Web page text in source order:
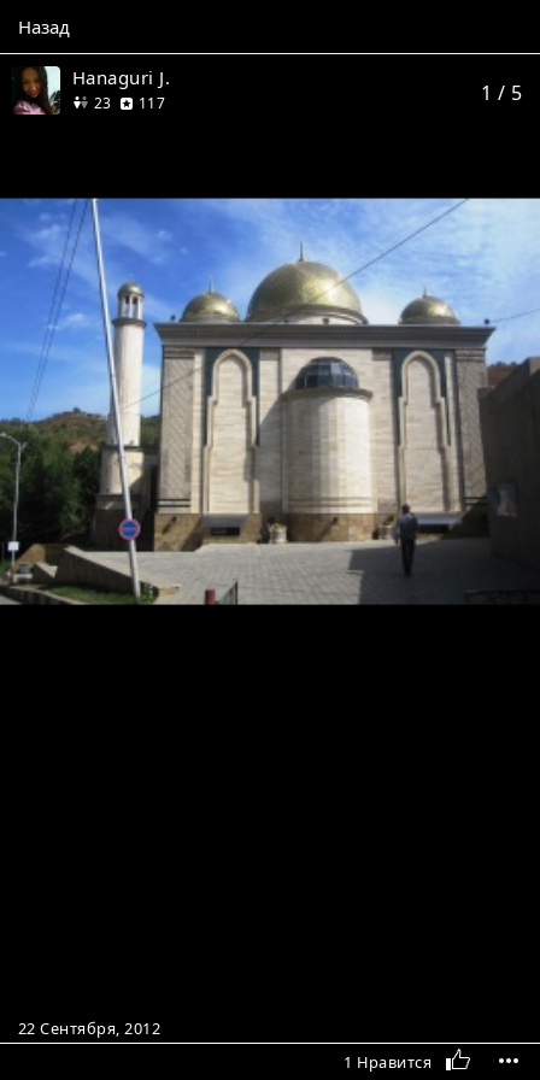
Назад
Hanaguri J.
23друга117отзывов 1 / 5
22 Сентября, 2012
1 Нравится